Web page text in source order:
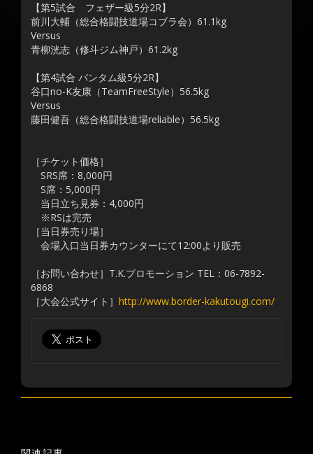
【第5試合 フェザー級5分2R】
前川大輔（総合格闘技道場コブラ会）61.1kg
Versus
青柳洸志（修斗ジム神戸）61.2kg
【第4試合 バンタム級5分2R】
谷口no-K友康（TeamFreeStyle）56.5kg
Versus
藤田健吾（総合格闘技道場reliable）56.5kg
［チケット価格］
SRS席：8,000円
S席：5,000円
当日立ち見券：4,000円
※RSは完売
［当日券売り場］
会場入口当日券カウンターにて12:00より販売
［お問い合わせ］T.K.プロモーション TEL：06-7892-
6868
［大会公式サイト］ http://www.border-kakutougi.com/